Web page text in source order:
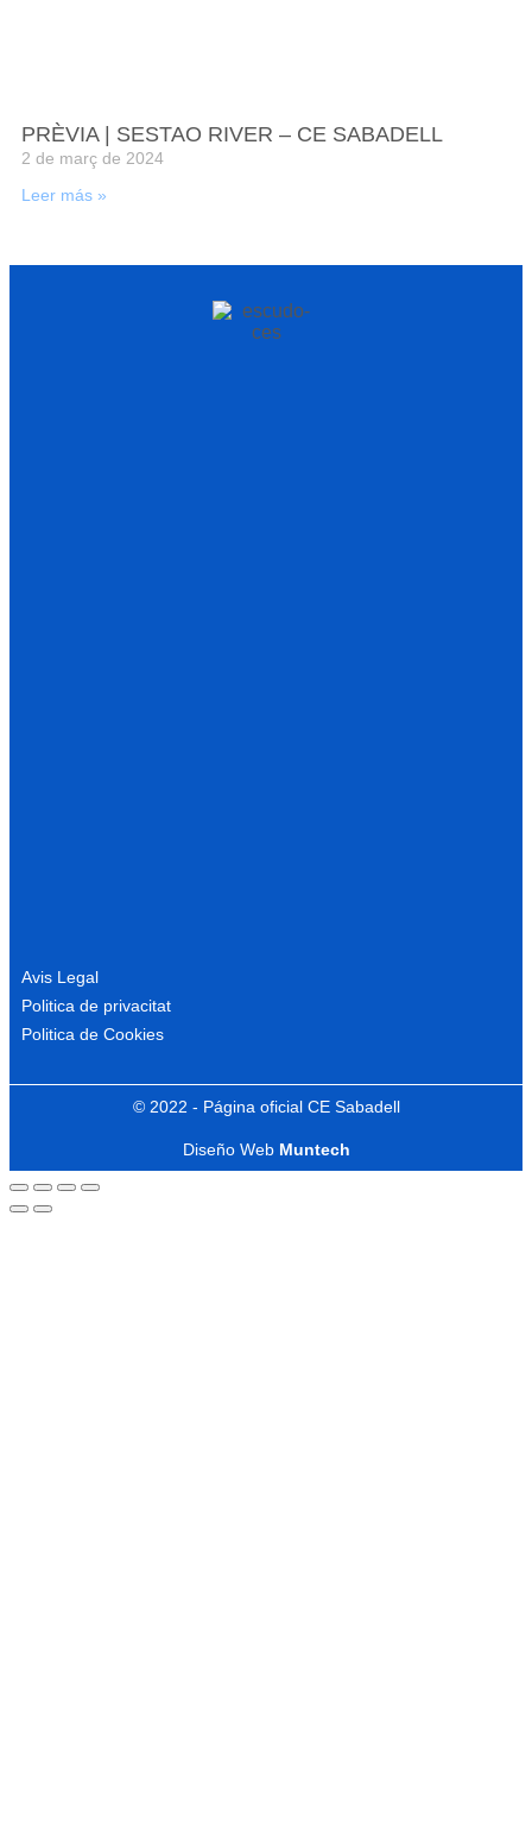
PRÈVIA | SESTAO RIVER – CE SABADELL
2 de març de 2024
Leer más »
Avis Legal
Politica de privacitat
Politica de Cookies
© 2022 - Página oficial CE Sabadell
Diseño Web Muntech